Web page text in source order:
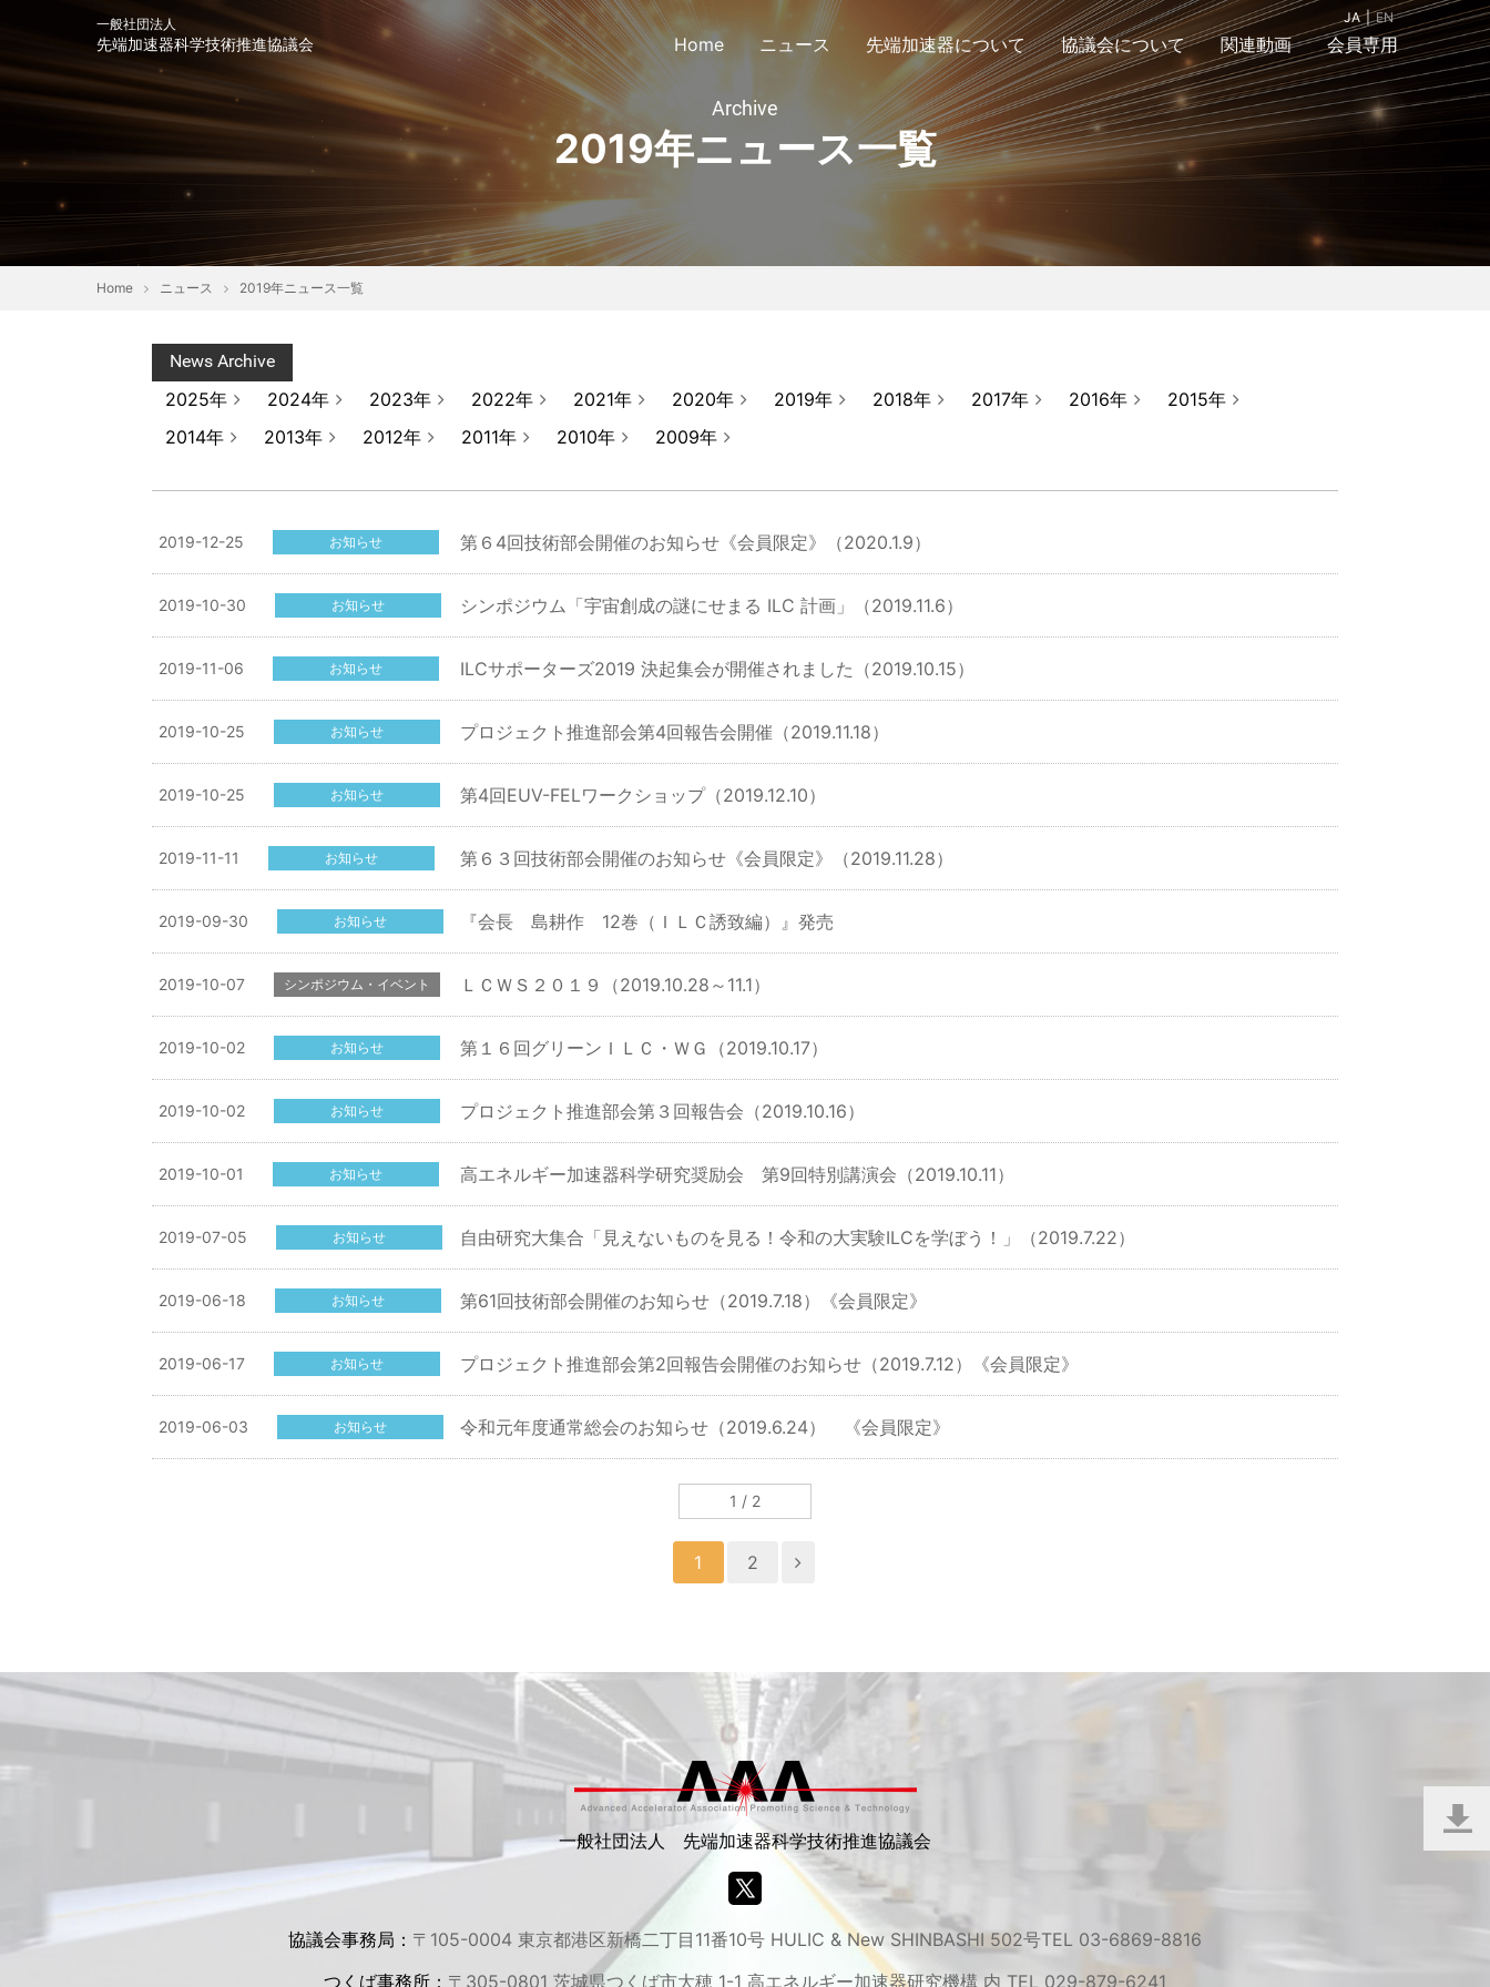
一般社団法人
先端加速器科学技術推進協議会
JA EN
Home ニュース 先端加速器について 協議会について
会長挨拶 協議会定款 公告 協議会組織図
入会案内＆お問合
アクセスマップ
関連動画 会員専用
Archive
2019年ニュース一覧
Home ニュース 2019年ニュース一覧
News Archive
2025年 2024年 2023年 2022年 2021年 2020年 2019年 2018年 2017年 2016年
2015年
2014年
2013年 2012年 2011年 2010年 2009年
2019-12-25 お知らせ 第６4回技術部会開催のお知らせ《会員限定》（2020.1.9）
2019-10-30 お知らせ シンポジウム「宇宙創成の謎にせまる ILC 計画」（2019.11.6）
2019-11-06 お知らせ ILCサポーターズ2019 決起集会が開催されました（2019.10.15）
2019-10-25 お知らせ プロジェクト推進部会第4回報告会開催（2019.11.18）
2019-10-25 お知らせ 第4回EUV-FELワークショップ（2019.12.10）
2019-11-11 お知らせ 第６３回技術部会開催のお知らせ《会員限定》（2019.11.28）
2019-09-30 お知らせ 『会長 島耕作 12巻（ＩＬＣ誘致編）』発売
2019-10-07 シンポジウム・イベント ＬＣＷＳ２０１９（2019.10.28～11.1）
2019-10-02 お知らせ 第１６回グリーンＩＬＣ・ＷＧ（2019.10.17）
2019-10-02 お知らせ プロジェクト推進部会第３回報告会（2019.10.16）
2019-10-01 お知らせ 高エネルギー加速器科学研究奨励会 第9回特別講演会（2019.10.11）
2019-07-05 お知らせ 自由研究大集合「見えないものを見る！令和の大実験ILCを学ぼう！」（2019.7.22）
2019-06-18 お知らせ 第61回技術部会開催のお知らせ（2019.7.18）《会員限定》
2019-06-17 お知らせ プロジェクト推進部会第2回報告会開催のお知らせ（2019.7.12）《会員限定》
2019-06-03 お知らせ 令和元年度通常総会のお知らせ（2019.6.24） 《会員限定》
1 / 2
1 2
一般社団法人 先端加速器科学技術推進協議会
協議会事務局： 〒105-0004 東京都港区新橋二丁目11番10号 HULIC & New SHINBASHI 502号TEL 03-6869-8816
つくば事務所： 〒305-0801 茨城県つくば市大穂 1-1 高エネルギー加速器研究機構 内 TEL 029-879-6241